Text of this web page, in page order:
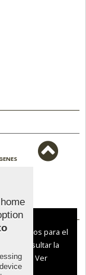
terceros para el
consultar la
Ver